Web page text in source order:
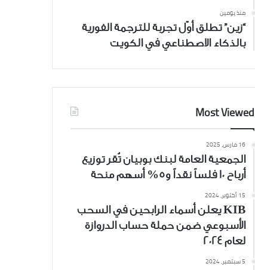
منذ يومين
“زين” تطلق أوّل تجربة للترجمة الفورية
بالذكاء الاصطناعي في الكويت
Most Viewed
16 مارس، 2025
الجمعية العامة لبنك بوبيان تُقر توزيع
أرباح 10 فلساً نقداً و5% أسهم منحة
15 أكتوبر، 2024
KIB يعلن أسماء الرابحين في السحب
الأسبوعي ضمن حملة حساب الدروازة
لعام 2024
5 سبتمبر، 2024